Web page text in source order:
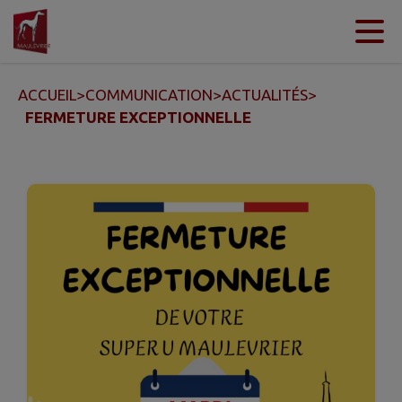
Contenu
ACCUEIL>COMMUNICATION>ACTUALITÉS>
FERMETURE EXCEPTIONNELLE